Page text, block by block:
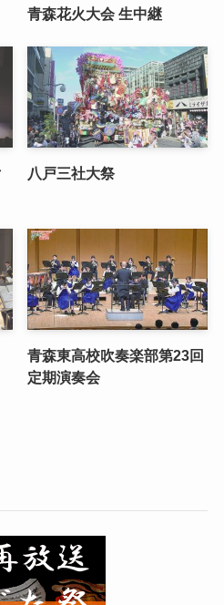
青森花火大会 生中継
八戸三社大祭
青森東高校吹奏楽部第23回
定期演奏会